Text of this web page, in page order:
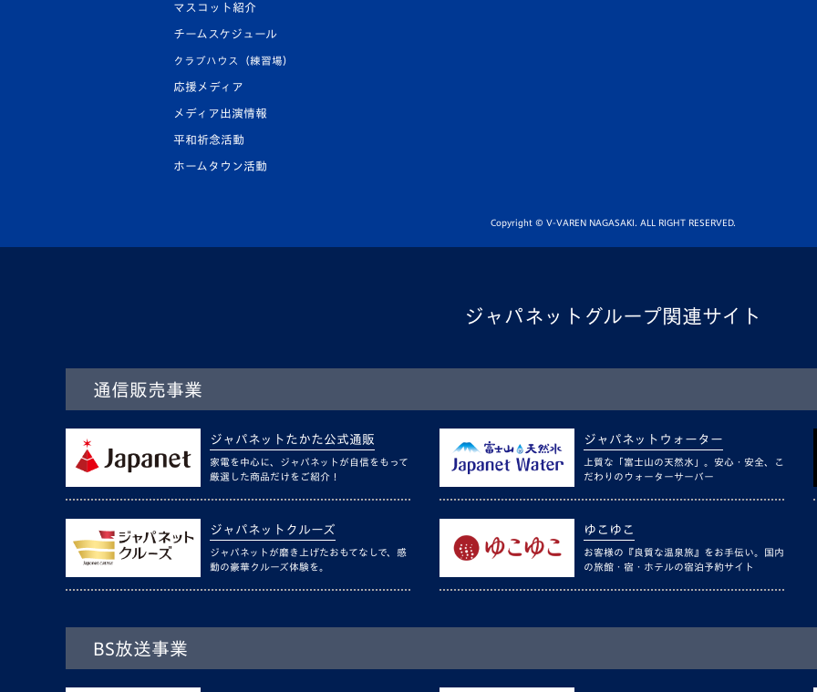
マスコット紹介
チームスケジュール
クラブハウス（練習場）
応援メディア
メディア出演情報
平和祈念活動
ホームタウン活動
Copyright © V-VAREN NAGASAKI. ALL RIGHT RESERVED.
ジャパネットグループ関連サイト
通信販売事業
ジャパネットたかた公式通販
家電を中心に、ジャパネットが自信をもって
厳選した商品だけをご紹介！
ジャパネットウォーター
上質な「富士山の天然水」。安心・安全、こ
だわりのウォーターサーバー
ジャパネットクルーズ
ジャパネットが磨き上げたおもてなしで、感
動の豪華クルーズ体験を。
ゆこゆこ
お客様の『良質な温泉旅』をお手伝い。国内
の旅館・宿・ホテルの宿泊予約サイト
BS放送事業